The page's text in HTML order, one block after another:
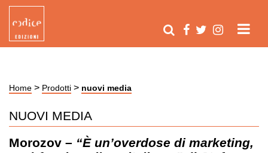
Home > Prodotti > nuovi media
NUOVI MEDIA
Morozov – “È un’overdose di marketing,